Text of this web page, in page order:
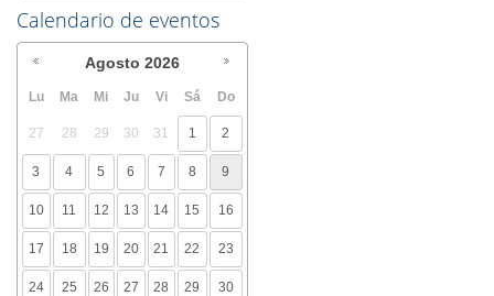
Calendario de eventos
Agosto 2026
Lu Ma Mi Ju Vi Sá Do
27 28 29 30 31 1 2
3 4 5 6 7 8 9
10 11 12 13 14 15 16
17 18 19 20 21 22 23
24 25 26 27 28 29 30